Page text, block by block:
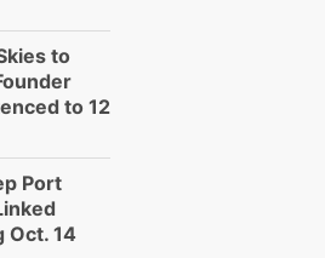
to
to 12
Port
Oct. 14